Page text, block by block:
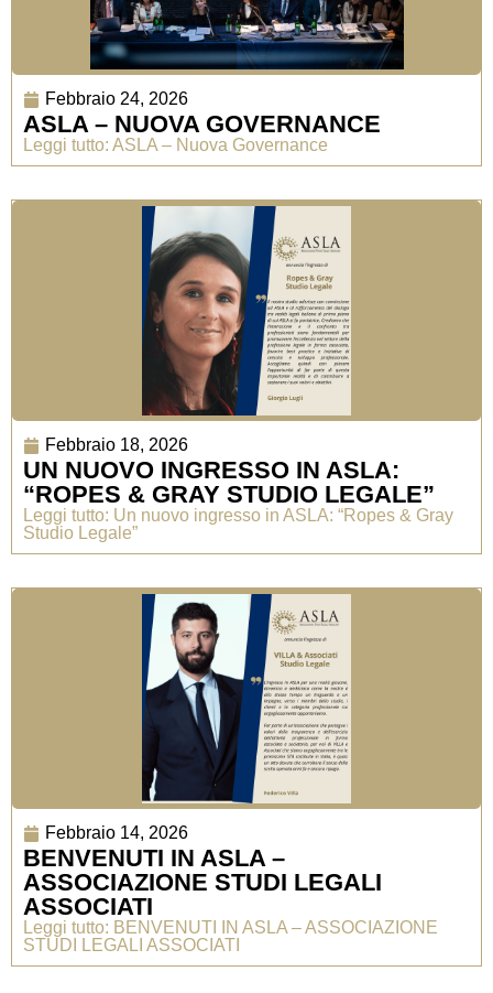
Febbraio 24, 2026
ASLA – NUOVA GOVERNANCE
Leggi tutto: ASLA – Nuova Governance
Febbraio 18, 2026
UN NUOVO INGRESSO IN ASLA:
“ROPES & GRAY STUDIO LEGALE”
Leggi tutto: Un nuovo ingresso in ASLA: “Ropes & Gray
Studio Legale”
Febbraio 14, 2026
BENVENUTI IN ASLA –
ASSOCIAZIONE STUDI LEGALI
ASSOCIATI
Leggi tutto: BENVENUTI IN ASLA – ASSOCIAZIONE
STUDI LEGALI ASSOCIATI